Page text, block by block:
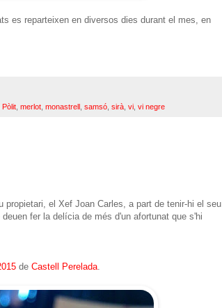
es reparteixen en diversos dies durant el mes, en
Pòlit, merlot, monastrell , samsó, sirà, vi, vi negre
el Xef Joan Carles, a part de tenir-hi el seu
fer la delícia de més d'un afortunat que s'hi
de Castell Perelada.